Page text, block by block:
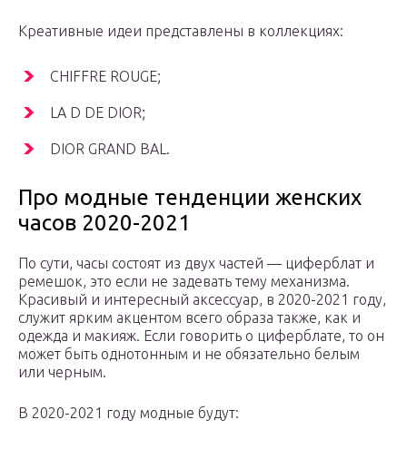
Креативные идеи представлены в коллекциях:
CHIFFRE ROUGE;
LA D DE DIOR;
DIOR GRAND BAL.
Про модные тенденции женских
часов 2020-2021
По сути, часы состоят из двух частей — циферблат и
ремешок, это если не задевать тему механизма.
Красивый и интересный аксессуар, в 2020-2021 году,
служит ярким акцентом всего образа также, как и
одежда и макияж. Если говорить о циферблате, то он
может быть однотонным и не обязательно белым
или черным.
В 2020-2021 году модные будут: